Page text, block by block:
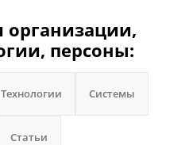
организации,
персоны:
Технологии Системы
Статьи